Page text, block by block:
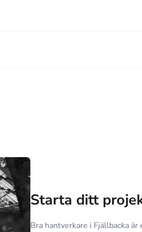
Starta ditt
Bra hantverkare i Fjällbacka